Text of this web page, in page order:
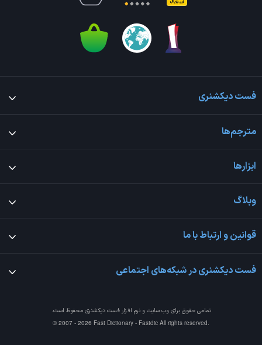
فست دیکشنری
مترجم‌ها
ابزارها
وبلاگ
قوانین و ارتباط با ما
فست دیکشنری در شبکه‌های اجتماعی
تمامی حقوق برای وب سایت و نرم افزارفست دیکشنری محفوظ است.
© 2007 - 2026 Fast Dictionary - Fastdic All rights reserved.